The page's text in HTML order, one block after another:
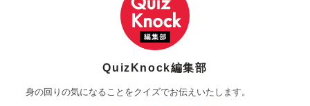
QuizKnock編集部
身の回りの気になることをクイズでお伝えいたします。